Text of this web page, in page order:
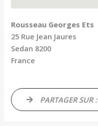
Rousseau Georges Ets
25 Rue Jean Jaures
Sedan 8200
France
PARTAGER SUR :